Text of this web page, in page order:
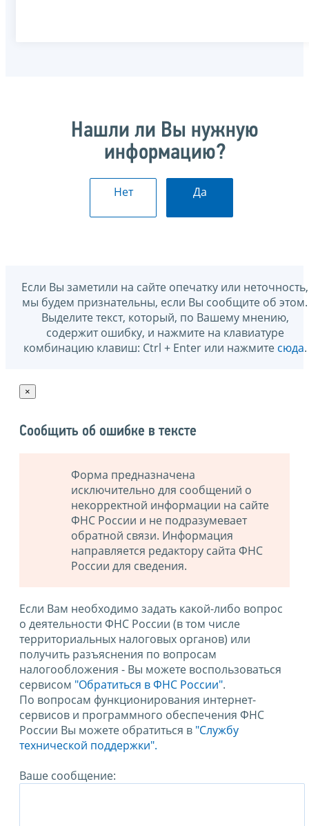
Нашли ли Вы нужную
информацию?
Нет Да
Если Вы заметили на сайте опечатку или неточность,
мы будем признательны, если Вы сообщите об этом.
Выделите текст, который, по Вашему мнению,
содержит ошибку, и нажмите на клавиатуре
комбинацию клавиш: Ctrl + Enter или нажмите сюда.
×
Сообщить об ошибке в тексте
Форма предназначена
исключительно для сообщений о
некорректной информации на сайте
ФНС России и не подразумевает
обратной связи. Информация
направляется редактору сайта ФНС
России для сведения.
Если Вам необходимо задать какой-либо вопрос
о деятельности ФНС России (в том числе
территориальных налоговых органов) или
получить разъяснения по вопросам
налогообложения - Вы можете воспользоваться
сервисом "Обратиться в ФНС России".
По вопросам функционирования интернет-
сервисов и программного обеспечения ФНС
России Вы можете обратиться в "Службу
технической поддержки".
Ваше сообщение: